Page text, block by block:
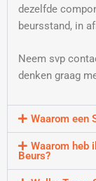
dezelfde
beursstand, in
Neem svp
denken graag
Waarom een
Waarom heb
Beurs?